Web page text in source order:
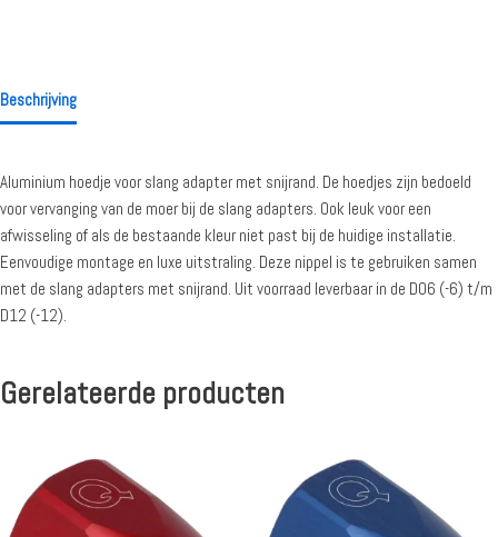
Beschrijving
Aluminium hoedje voor slang adapter met snijrand. De hoedjes zijn bedoeld
voor vervanging van de moer bij de slang adapters. Ook leuk voor een
afwisseling of als de bestaande kleur niet past bij de huidige installatie.
Eenvoudige montage en luxe uitstraling. Deze nippel is te gebruiken samen
met de slang adapters met snijrand. Uit voorraad leverbaar in de D06 (-6) t/m
D12 (-12).
Gerelateerde producten